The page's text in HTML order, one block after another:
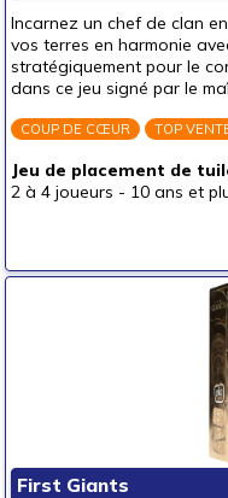
un jeune ado (8-12
un ado (12-16 ans)
un adulte (16 ans et +)
autour de 5 €
50 € et au-delà
Incarnez un chef de clan
vos terres en harmonie
stratégiquement pour le
dans ce jeu signé par le
COUP DE CŒUR TOP
Jeu de placement de
2 à 4 joueurs - 10 ans et
First Giants